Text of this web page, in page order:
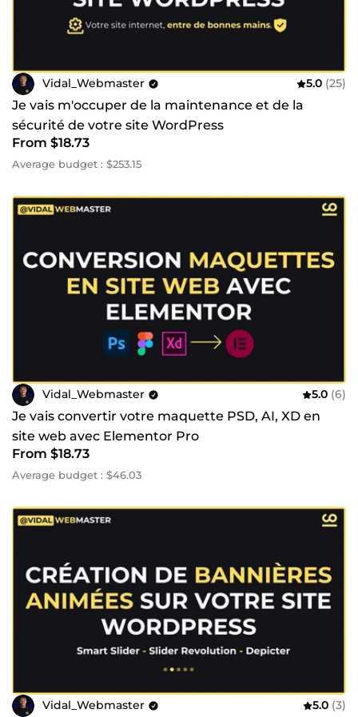
Vidal_Webmaster 5.0 (25)
Je vais m'occuper de la maintenance et de la
sécurité de votre site WordPress
From $18.73
Average budget : $253.15
Vidal_Webmaster 5.0 (6)
Je vais convertir votre maquette PSD, AI, XD en
site web avec Elementor Pro
From $18.73
Average budget : $46.03
Vidal_Webmaster 5.0 (3)